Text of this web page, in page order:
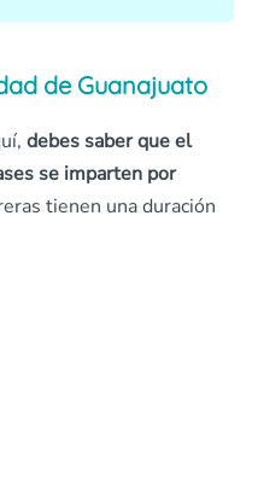
de Guanajuato
debes saber que el
se imparten por
tienen una duración